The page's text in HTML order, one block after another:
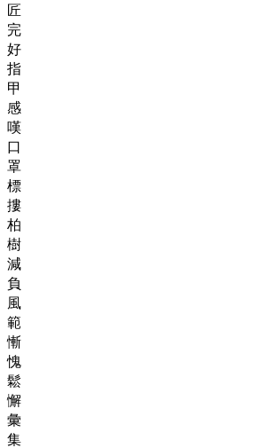
匠
完
好
指
甲
感
嘆
口
罩
標
摟
柏
樹
減
負
風
範
慚
愧
鬆
懈
彙
集